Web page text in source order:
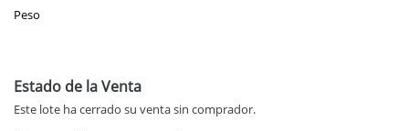
Peso
Estado de la Venta
Este lote ha cerrado su venta sin comprador.